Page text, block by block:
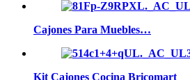
Cajones Para Muebles…
Kit Cajones Cocina Bricomart